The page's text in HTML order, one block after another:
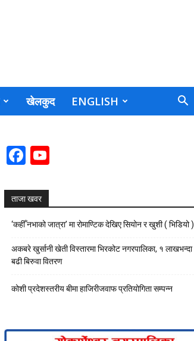
खेलकुद ENGLISH
Facebook
ताजा खवर
‘कहीँ नभाको जात्रा’ मा रोमाण्टिक देखिए सियोन र खुशी ( भिडियो )
अकबरे खुर्सानी खेती विस्तारमा भिरकोट नगरपालिका, १ लाखभन्दा
बढी बिरुवा वितरण
कोशी प्रदेशस्तरीय बीमा हाजिरीजवाफ प्रतियोगिता सम्पन्न